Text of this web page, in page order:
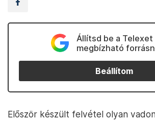
Állítsd be a Telexet
megbízható
Beállítom
Először készült felvétel olyan